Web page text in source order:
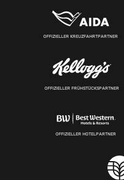
OFFIZIELLER KREUZFAHRTPARTNER
OFFIZIELLER FRÜHSTÜCKSPARTNER
OFFIZIELLER HOTELPARTNER